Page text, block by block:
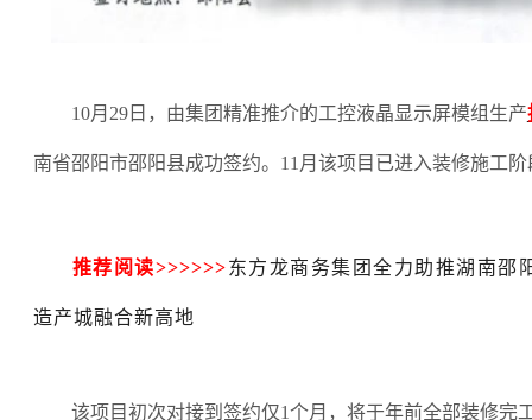
10月29日，由集团精准推介的工控液晶显示屏模组生产
南省邵阳市邵阳县成功签约。 11月该项目已进入装修施工阶
推荐阅读>>>>>>东方龙商务集团全力助推湖南邵
造产城融合新高地
该项目初次对接到签约仅1个月，将于年前全部装修完